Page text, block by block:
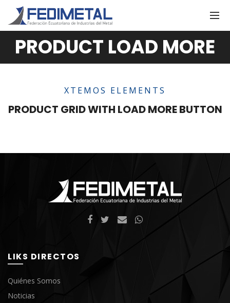
PRODUCT LOAD MORE
XTEMOS ELEMENTS
PRODUCT GRID WITH LOAD MORE BUTTON
LIKS DIRECTOS
Quiénes Somos
Noticias